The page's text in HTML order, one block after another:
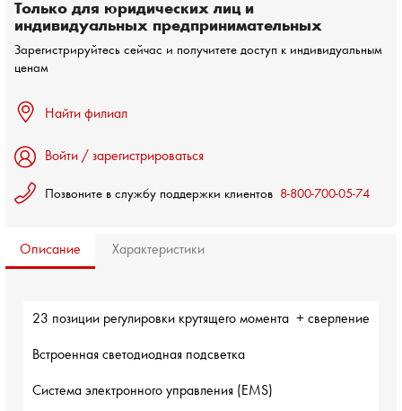
Только для юридических лиц и
индивидуальных предпринимательных
Зарегистрируйтесь сейчас и получитете доступ к индивидуальным
ценам
Найти филиал
Войти / зарегистрироваться
Позвоните в службу поддержки клиентов 8-800-700-05-74
Описание Характеристики
23 позиции регулировки крутящего момента  + сверление
Встроенная светодиодная подсветка
Система электронного управления (EMS)